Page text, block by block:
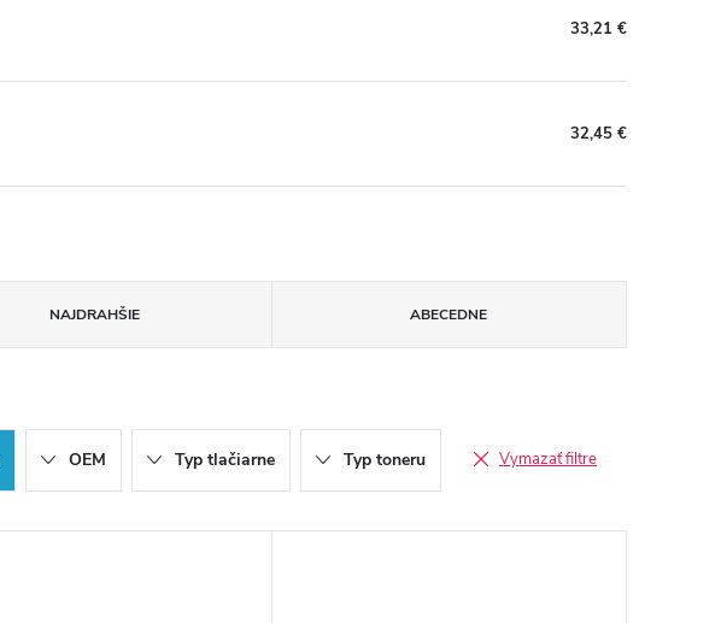
33,21 €
32,45 €
NAJDRAHŠIE ABECEDNE
OEM Typ tlačiarne Typ toneru Vymazať filtre